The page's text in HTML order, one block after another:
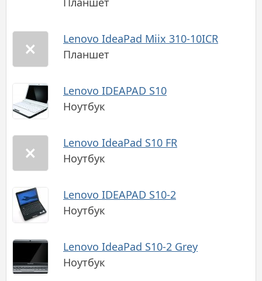
Lenovo IdeaPad Miix 310-10ICR
Планшет
Lenovo IDEAPAD S10
Ноутбук
Lenovo IdeaPad S10 FR
Ноутбук
Lenovo IDEAPAD S10-2
Ноутбук
Lenovo IdeaPad S10-2 Grey
Ноутбук